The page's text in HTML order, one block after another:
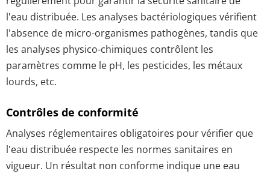
l'eau distribuée. Les analyses bactériologiques vérifient
l'absence de micro-organismes pathogènes, tandis que
les analyses physico-chimiques contrôlent les
paramètres comme le pH, les pesticides, les métaux
lourds, etc.
Contrôles de conformité
Analyses réglementaires obligatoires pour vérifier que
l'eau distribuée respecte les normes sanitaires en
vigueur. Un résultat non conforme indique une eau